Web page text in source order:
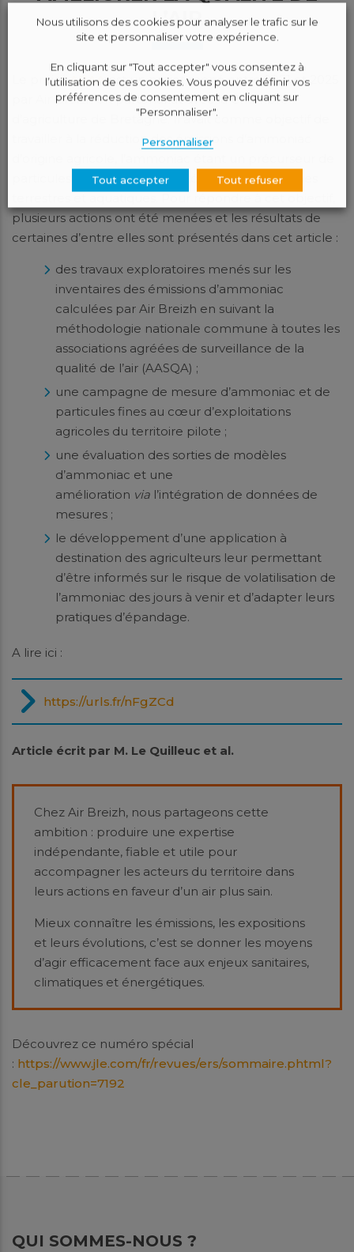
L’AIR
Le projetABAAest un projet mené entre 2021 et 2025
par Air Breizh en partenariat avec la Chambre
d’agriculture de Bretagne. Il avait comme objectif de
travailler à la réduction des émissions d’ammoniac
particules fines et pouvant altérer les écosystèmes
plusieurs actions ont été menées et les résultats de
certaines d’entre elles sont présentés dans cet article :
des travaux exploratoires menés sur les
inventaires des émissions d’ammoniac
calculées par Air Breizh en suivant la
méthodologie nationale commune à toutes les
associations agréées de surveillance de la
qualité de l’air (AASQA) ;
une campagne de mesure d’ammoniac et de
particules fines au cœur d’exploitations
agricoles du territoire pilote ;
une évaluation des sorties de modèles
d’ammoniac et une
amélioration via l’intégration de données de
mesures ;
le développement d’une application à
destination des agriculteurs leur permettant
d’être informés sur le risque de volatilisation de
l’ammoniac des jours à venir et d’adapter leurs
pratiques d’épandage.
A lire ici :
https://urls.fr/nFgZCd
Article écrit par M. Le Quilleuc et al.
Chez Air Breizh, nous partageons cette
ambition : produire une expertise
indépendante, fiable et utile pour
accompagner les acteurs du territoire dans
leurs actions en faveur d’un air plus sain.
Mieux connaître les émissions, les expositions
et leurs évolutions, c’est se donner les moyens
d’agir efficacement face aux enjeux sanitaires,
climatiques et énergétiques.
Découvrez ce numéro spécial
: https://www.jle.com/fr/revues/ers/sommaire.phtml?
cle_parution=7192
QUI SOMMES-NOUS ?
Nous utilisons des cookies pour analyser le trafic sur le
site et personnaliser votre expérience.
En cliquant sur "Tout accepter" vous consentez à
l’utilisation de ces cookies. Vous pouvez définir vos
préférences de consentement en cliquant sur
"Personnaliser".
Personnaliser
Tout accepter Tout refuser